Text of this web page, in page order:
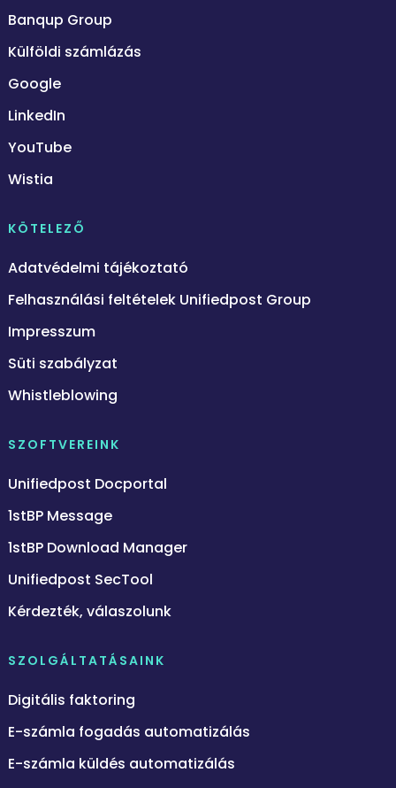
Banqup Group
Külföldi számlázás
Google
LinkedIn
YouTube
Wistia
KÖTELEZŐ
Adatvédelmi tájékoztató
Felhasználási feltételek Unifiedpost Group
Impresszum
Süti szabályzat
Whistleblowing
SZOFTVEREINK
Unifiedpost Docportal
1stBP Message
1stBP Download Manager
Unifiedpost SecTool
Kérdezték, válaszolunk
SZOLGÁLTATÁSAINK
Digitális faktoring
E-számla fogadás automatizálás
E-számla küldés automatizálás